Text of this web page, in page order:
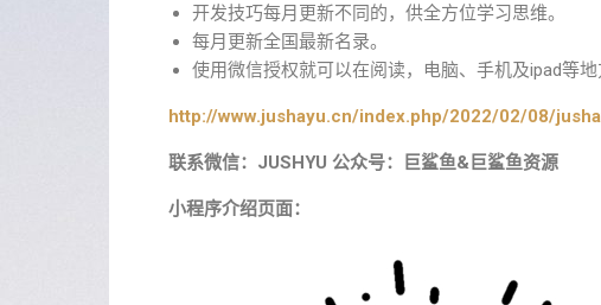
开发技巧每月更新不同的，供全方位学习思维。
每月更新全国最新名录。
使用微信授权就可以在阅读，电脑、手机及ipad等地
http://www.jushayu.cn/index.php/2022/02/08/
联系微信：JUSHYU 公众号：巨鲨鱼&巨鲨鱼资源
小程序介绍页面：